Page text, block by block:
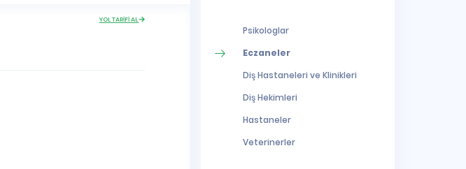
YOL TARİFİ AL
Psikologlar
Eczaneler
Diş Hastaneleri ve Klinikleri
Diş Hekimleri
Hastaneler
Veterinerler